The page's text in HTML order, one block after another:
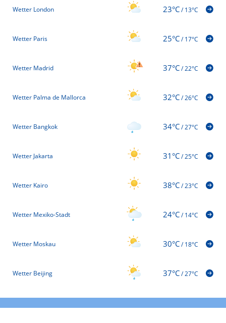
Wetter London 23°C/13°C
Wetter Paris 25°C/17°C
Wetter Madrid 37°C/22°C
Wetter Palma de Mallorca 32°C/26°C
Wetter Bangkok 34°C/27°C
Wetter Jakarta 31°C/25°C
Wetter Kairo 38°C/23°C
Wetter Mexiko-Stadt 24°C/14°C
Wetter Moskau 30°C/18°C
Wetter Beijing 37°C/27°C